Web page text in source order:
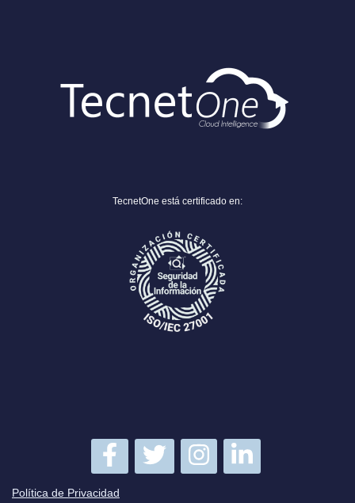
TecnetOne está certificado en:
Política de Privacidad